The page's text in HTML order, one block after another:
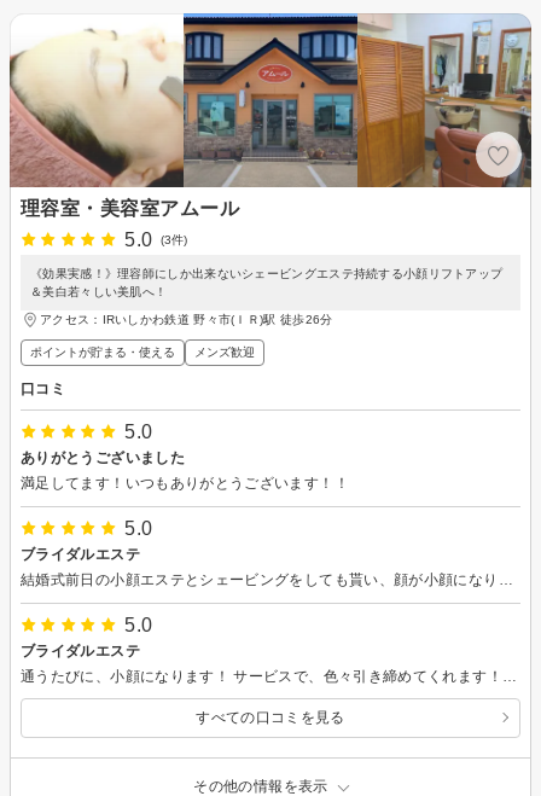
理容室・美容室アムール
5.0
(3件)
《効果実感！》理容師にしか出来ないシェービングエステ持続する小顔リフトアップ
＆美白若々しい美肌へ！
アクセス：IRいしかわ鉄道 野々市(ＩＲ)駅 徒歩26分
ポイントが貯まる・使える メンズ歓迎
口コミ
5.0
ありがとうございました
満足してます！いつもありがとうございます！！
5.0
ブライダルエステ
5.0
ブライダルエステ
すべての口コミを見る
その他の情報を表示